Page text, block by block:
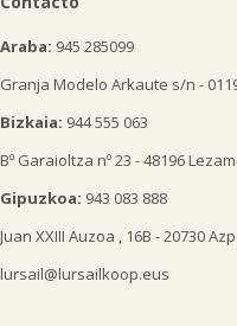
Araba: 945 285099
Granja Modelo Arkaute s/n -
Bizkaia: 944 555 063
Bº Garaioltza nº 23 - 48196
Gipuzkoa: 943 083 888
Juan XXIII Auzoa , 16B - 20730
lursail@lursailkoop.eus